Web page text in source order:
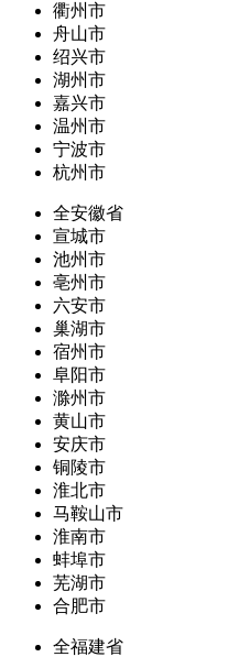
衢州市
舟山市
绍兴市
湖州市
嘉兴市
温州市
宁波市
杭州市
全安徽省
宣城市
池州市
亳州市
六安市
巢湖市
宿州市
阜阳市
滁州市
黄山市
安庆市
铜陵市
淮北市
马鞍山市
淮南市
蚌埠市
芜湖市
合肥市
全福建省